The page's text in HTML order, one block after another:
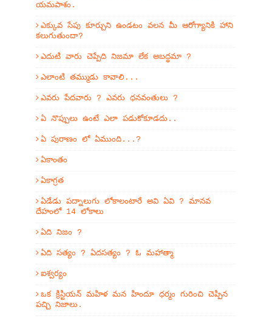
యమపాశం.
ఎక్కువ సేపు కూర్చుని ఉండటం వలన మీ ఆరోగ్యానికి హాని
కలుగుతుందా?
ఎదుటి వారు చెప్పేది నిజమా లేక అబద్ధమా ?
ఎలాంటి తమ్ముడు కావాలి...
ఎవరు పేదవారు ? ఎవరు ధనవంతులు ?
ఏ నొప్పులు ఉంటే ఎలా పడుకోకూడదు..
ఏ పురాణం లో ఏముంది...?
ఏకాంతం
ఏకాగ్రత
ఏడేడు పద్నాలుగు లోకాలంటారే అవి ఏవి ? మానవ
దేహంలో 14 లోకాలు
ఏది నిజం ?
ఏది సత్యం ? ఏదసత్యం ? ఓ మహాత్మా
ఐశ్వర్యం
ఒక క్రిస్టియన్ మహిళ మన హిందూ ధర్మం గురించి చెప్పిన
పచ్చి నిజాలు.